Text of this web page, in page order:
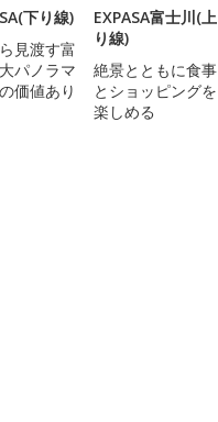
下り線)
見渡す富
パノラマ
価値あり
EXPASA富士川(上
り線)
絶景とともに食事
とショッピングを
楽しめる